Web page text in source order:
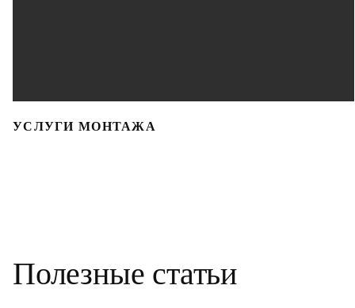
УСЛУГИ МОНТАЖА
Полезные статьи